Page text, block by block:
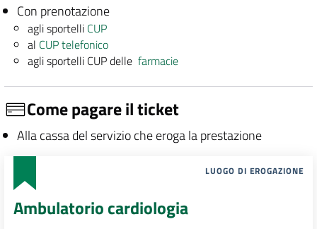
Con prenotazione
agli sportelli CUP
al CUP telefonico
agli sportelli CUP dellefarmacie
Come pagare il ticket
Alla cassa del servizio che eroga la prestazione
LUOGO DI EROGAZIONE
Ambulatorio cardiologia